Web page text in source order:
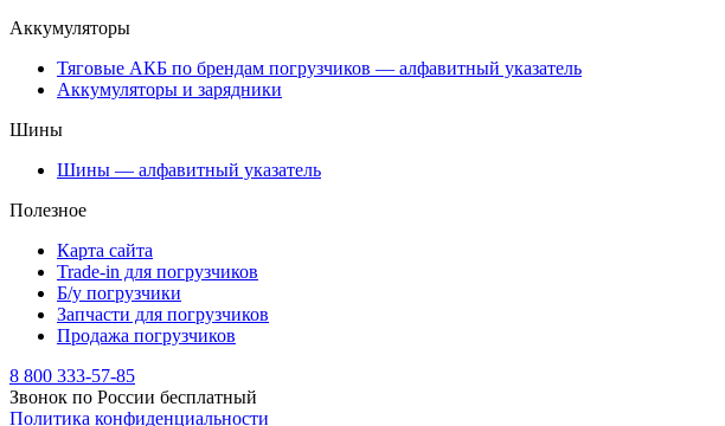
Аккумуляторы
Тяговые АКБ по брендам погрузчиков — алфавитный указатель
Аккумуляторы и зарядники
Шины
Шины — алфавитный указатель
Полезное
Карта сайта
Trade-in для погрузчиков
Б/у погрузчики
Запчасти для погрузчиков
Продажа погрузчиков
8 800 333-57-85
Звонок по России бесплатный
Политика конфиденциальности